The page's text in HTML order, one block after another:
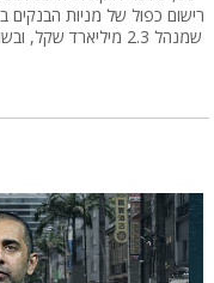
רישום כפול של מניות הבנקים
שמנהל 2.3 מיליארד